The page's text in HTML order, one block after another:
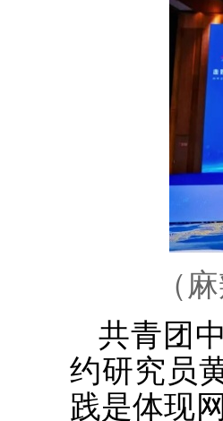
（
共青团
约研究员
践是体现